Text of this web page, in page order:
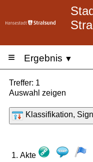
≡ Ergebnis ▼
Treffer: 1
Auswahl zeigen
1. Akte